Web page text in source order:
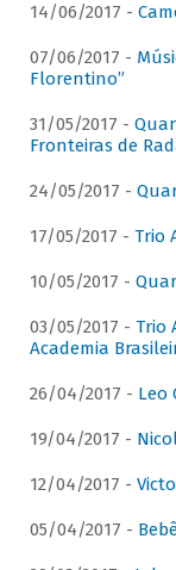
14/06/2017 -
07/06/2017 -
Florentino”
31/05/2017 -
Fronteiras de
24/05/2017 -
17/05/2017 - Trio
10/05/2017 -
03/05/2017 - Trio
Academia
26/04/2017 - Leo
19/04/2017 -
12/04/2017 -
05/04/2017 -